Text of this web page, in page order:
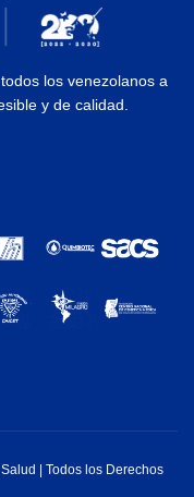
los venezolanos a
y de calidad.
| Todos los Derechos